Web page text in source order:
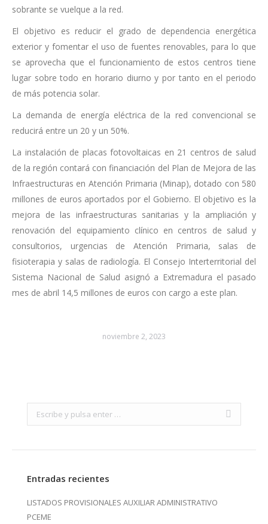
sobrante se vuelque a la red.
El objetivo es reducir el grado de dependencia energética
exterior y fomentar el uso de fuentes renovables, para lo que
se aprovecha que el funcionamiento de estos centros tiene
lugar sobre todo en horario diurno y por tanto en el periodo
de más potencia solar.
La demanda de energía eléctrica de la red convencional se
reducirá entre un 20 y un 50%.
La instalación de placas fotovoltaicas en 21 centros de salud
de la región contará con financiación del Plan de Mejora de las
Infraestructuras en Atención Primaria (Minap), dotado con 580
millones de euros aportados por el Gobierno. El objetivo es la
mejora de las infraestructuras sanitarias y la ampliación y
renovación del equipamiento clínico en centros de salud y
consultorios, urgencias de Atención Primaria, salas de
fisioterapia y salas de radiología. El Consejo Interterritorial del
Sistema Nacional de Salud asignó a Extremadura el pasado
mes de abril 14,5 millones de euros con cargo a este plan.
noviembre 2, 2023
Search:
Entradas recientes
LISTADOS PROVISIONALES AUXILIAR ADMINISTRATIVO
PCEME